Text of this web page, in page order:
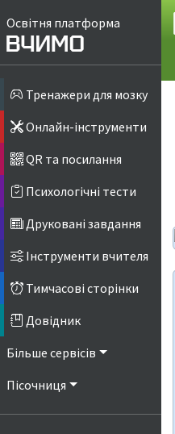
Освітня платформа
Тренажери для мозку
Онлайн-інструменти
QR та посилання
Психологічні тести
Друковані завдання
Інструменти вчителя
Тимчасові сторінки
Довідник
Більше сервісів
Пісочниця